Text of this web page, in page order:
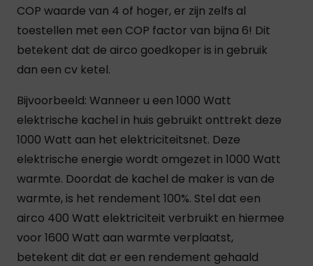
COP waarde van 4 of hoger, er zijn zelfs al
toestellen met een COP factor van bijna 6! Dit
betekent dat de airco goedkoper is in gebruik
dan een cv ketel.
Bijvoorbeeld: Wanneer u een 1000 Watt
elektrische kachel in huis gebruikt onttrekt deze
1000 Watt aan het elektriciteitsnet. Deze
elektrische energie wordt omgezet in 1000 Watt
warmte. Doordat de kachel de maker is van de
warmte, is het rendement 100%. Stel dat een
airco 400 Watt elektriciteit verbruikt en hiermee
voor 1600 Watt aan warmte verplaatst,
betekent dit dat er een rendement gehaald